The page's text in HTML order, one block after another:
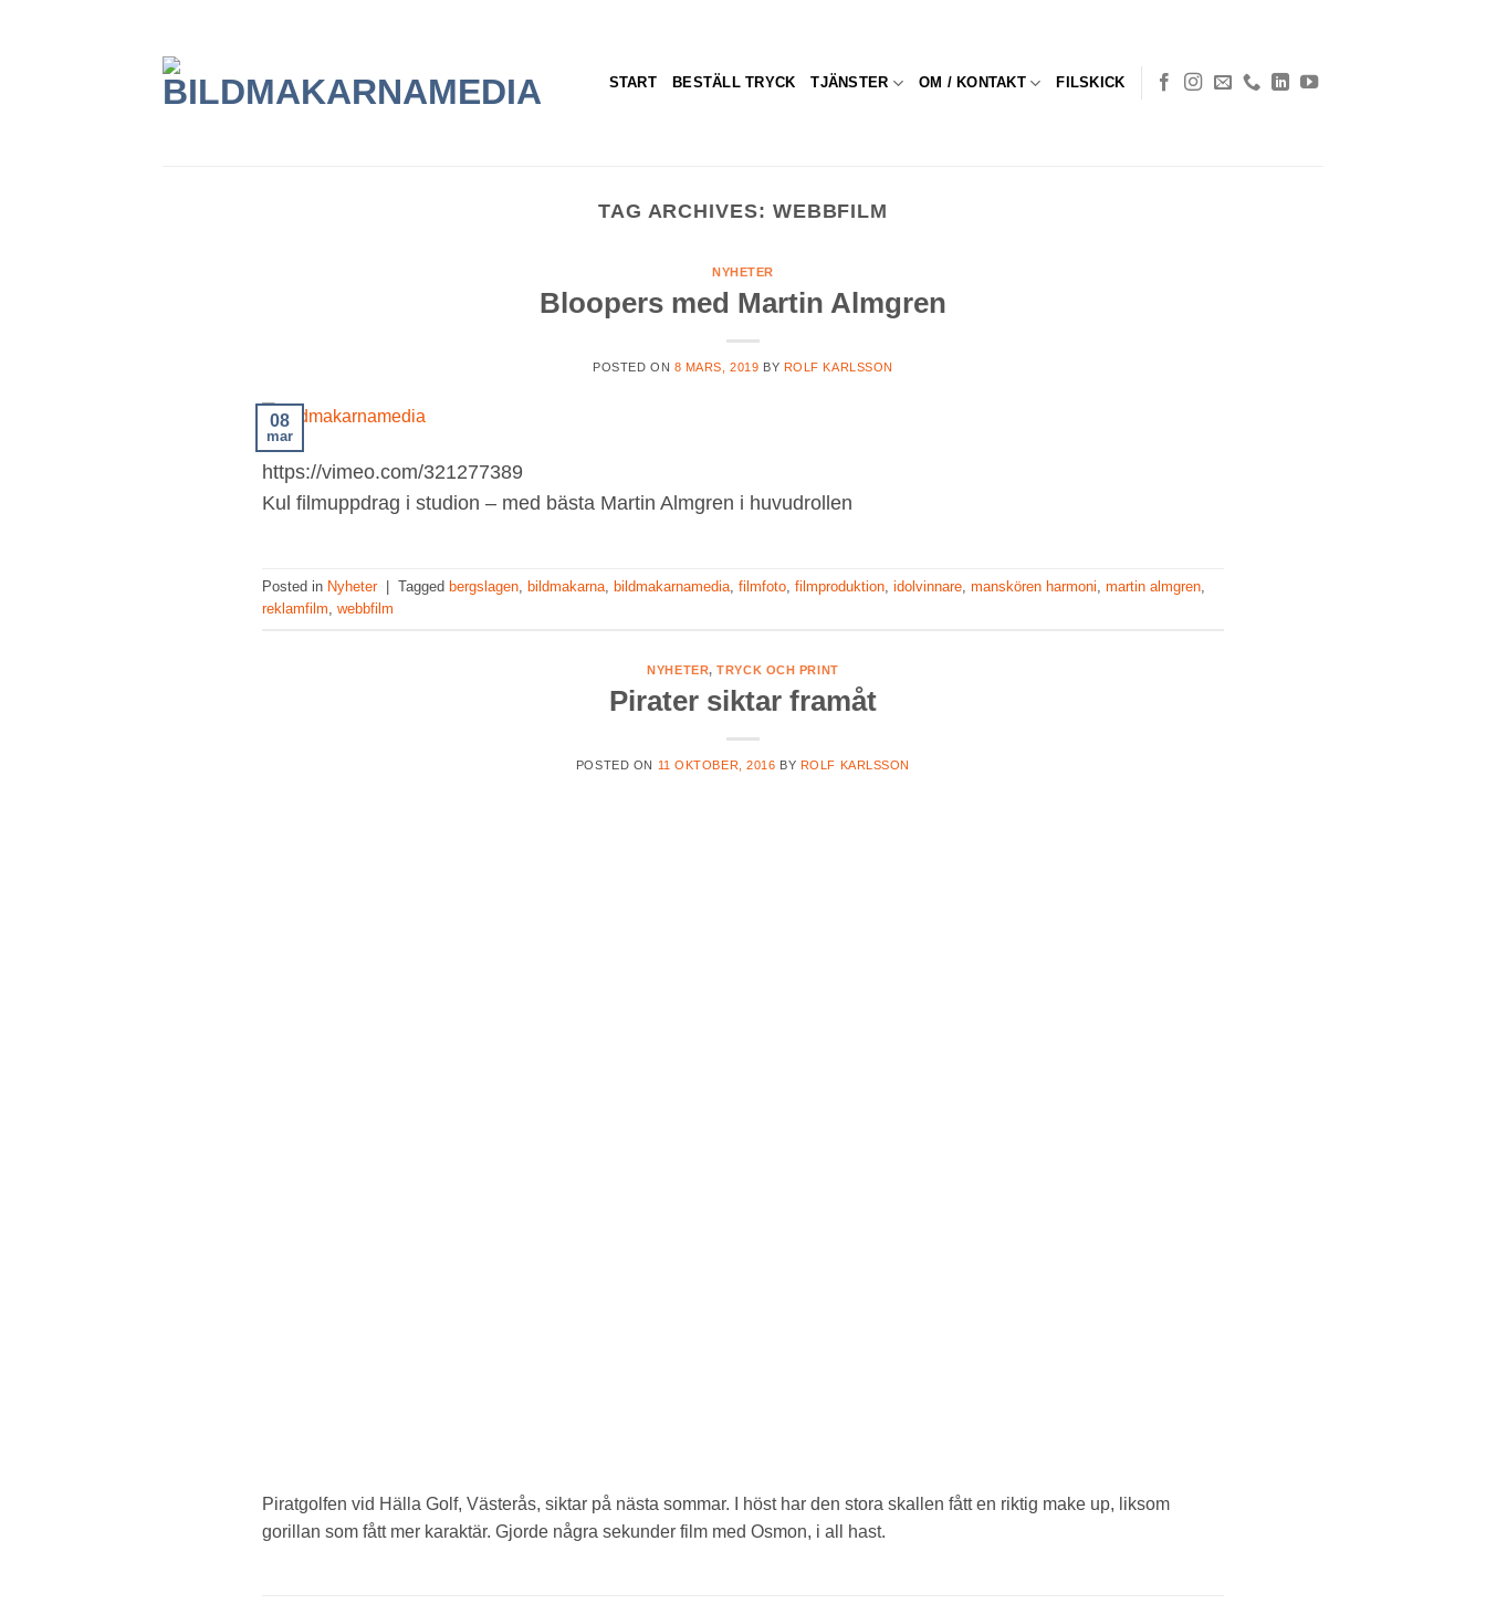
START BESTÄLL TRYCK TJÄNSTER OM / KONTAKT FILSKICK
TAG ARCHIVES: WEBBFILM
NYHETER
Bloopers med Martin Almgren
POSTED ON 8 MARS, 2019 BY ROLF KARLSSON
08
mar
https://vimeo.com/321277389
Kul filmuppdrag i studion – med bästa Martin Almgren i huvudrollen
Posted in Nyheter Tagged bergslagen, bildmakarna, bildmakarnamedia, filmfoto, filmproduktion, idolvinnare, manskören harmoni, martin almgren,
reklamfilm, webbfilm
NYHETER,TRYCK OCH PRINT
Pirater siktar framåt
POSTED ON 11 OKTOBER, 2016 BY ROLF KARLSSON
Piratgolfen vid Hälla Golf, Västerås, siktar på nästa sommar. I höst har den stora skallen fått en riktig make up, liksom
gorillan som fått mer karaktär. Gjorde några sekunder film med Osmon, i all hast.